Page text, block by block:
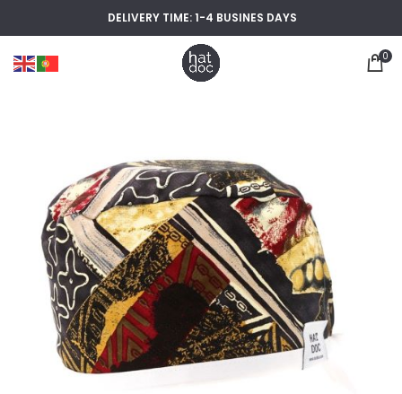
DELIVERY TIME: 1-4 BUSINES DAYS
0